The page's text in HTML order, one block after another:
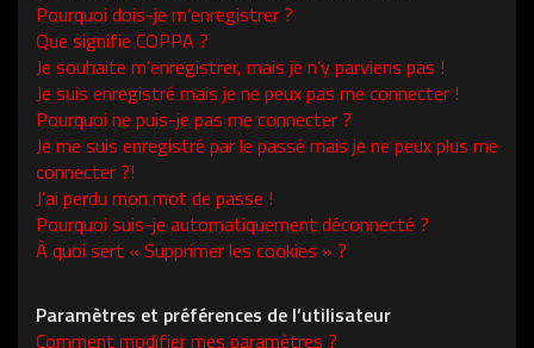
Pourquoi dois-je m’enregistrer ?
Que signifie COPPA ?
Je souhaite m’enregistrer, mais je n’y parviens pas !
Je suis enregistré mais je ne peux pas me connecter !
Pourquoi ne puis-je pas me connecter ?
Je me suis enregistré par le passé mais je ne peux plus me
connecter ?!
J’ai perdu mon mot de passe !
Pourquoi suis-je automatiquement déconnecté ?
À quoi sert « Supprimer les cookies » ?
Paramètres et préférences de l’utilisateur
Comment modifier mes paramètres ?